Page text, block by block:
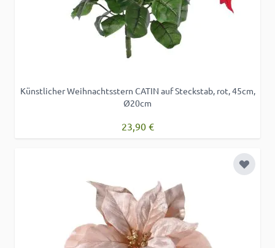
Künstlicher Weihnachtsstern CATIN auf Steckstab, rot, 45cm,
Ø20cm
23,90 €
Zur